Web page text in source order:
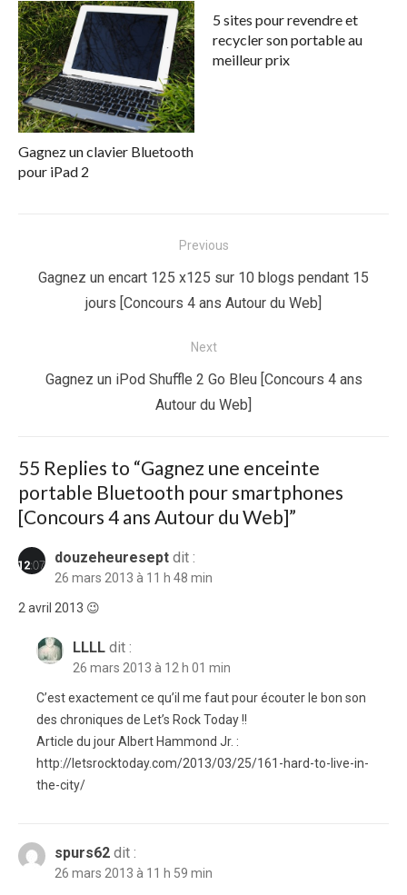
Gagnez un clavier Bluetooth
pour iPad 2
5 sites pour revendre et
recycler son portable au
meilleur prix
de
l’article
Previous
Previous
Gagnez un encart 125 x125 sur 10 blogs pendant 15
jours [Concours 4 ans Autour du Web]
Next
NextGagnez un iPod Shuffle 2 Go Bleu [Concours 4 ans
Autour du Web]
55 Replies to “Gagnez une enceinte
portable Bluetooth pour smartphones
[Concours 4 ans Autour du Web]”
douzeheuresept dit :
26 mars 2013 à 11 h 48 min
2 avril 2013 😉
LLLL dit :
26 mars 2013 à 12 h 01 min
C’est exactement ce qu’il me faut pour écouter le bon son
des chroniques de Let’s Rock Today !!
Article du jour Albert Hammond Jr. :
http://letsrocktoday.com/2013/03/25/161-hard-to-live-in-
the-city/
spurs62 dit :
26 mars 2013 à 11 h 59 min